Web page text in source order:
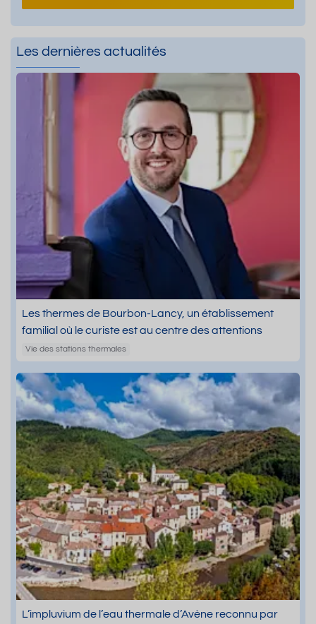
Les dernières actualités
Les thermes de Bourbon-Lancy, un établissement
familial où le curiste est au centre des attentions
Vie des stations thermales
L’impluvium de l’eau thermale d’Avène reconnu par